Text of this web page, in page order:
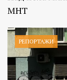
МНТ
РЕПОРТАЖИ